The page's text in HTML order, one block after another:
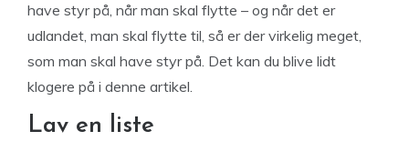
have styr på, når man skal flytte – og når det er
udlandet, man skal flytte til, så er der virkelig meget,
som man skal have styr på. Det kan du blive lidt
klogere på i denne artikel.
Lav en liste